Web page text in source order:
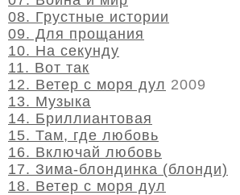
08. Грустные истории
09. Для прощания
10. На секунду
11. Вот так
12. Ветер с моря дул 2009
13. Музыка
14. Бриллиантовая
15. Там, где любовь
16. Включай любовь
17. Зима-блондинка (блонди)
18. Ветер с моря дул